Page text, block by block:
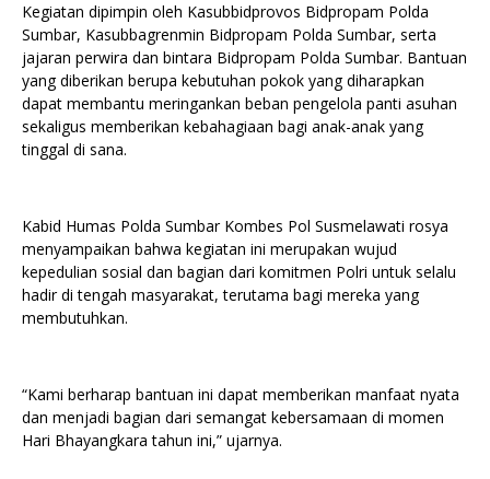
Kegiatan dipimpin oleh Kasubbidprovos Bidpropam Polda
Sumbar, Kasubbagrenmin Bidpropam Polda Sumbar, serta
jajaran perwira dan bintara Bidpropam Polda Sumbar. Bantuan
yang diberikan berupa kebutuhan pokok yang diharapkan
dapat membantu meringankan beban pengelola panti asuhan
sekaligus memberikan kebahagiaan bagi anak-anak yang
tinggal di sana.
Kabid Humas Polda Sumbar Kombes Pol Susmelawati rosya
menyampaikan bahwa kegiatan ini merupakan wujud
kepedulian sosial dan bagian dari komitmen Polri untuk selalu
hadir di tengah masyarakat, terutama bagi mereka yang
membutuhkan.
“Kami berharap bantuan ini dapat memberikan manfaat nyata
dan menjadi bagian dari semangat kebersamaan di momen
Hari Bhayangkara tahun ini,” ujarnya.